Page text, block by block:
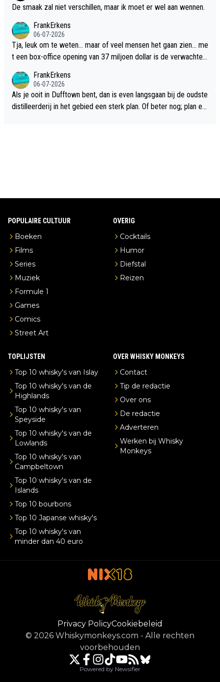
De smaak zal niet verschillen, maar ik moet er wel aan wennen.
FrankErkens
06-07-2026
Tja, leuk om te weten... maar of veel mensen het gaan zien... me
t een box-office opening van 37 miljoen dollar is de verwachte
FrankErkens
06-07-2026
Als je ooit in Dufftown bent, dan is even langsgaan bij de oudste
distilleerderij in het gebied een sterk plan. Of beter nog; plan ee
POPULAIRE CULTUUR
Boeken
Films
Series
Muziek
Formule 1
Games
Comics
Street Art
OVERIG
Cocktails
Humor
Diefstal
Reizen
TOPLIJSTEN
Top 10 whisky's van Islay
Top 10 whisky's van de
Highlands
Top 10 whisky's van
Speyside
Top 10 whisky's van de
Lowlands
Top 10 whisky's van
Campbeltown
Top 10 whisky's van de
Islands
Top 10 bourbons
Top 10 Japanse whisky's
Top 10 whisky's van
minder dan 40 euro
OVER WHISKY MONKEYS
Contact
Tip de redactie
Over ons
De redactie
Adverteren
Werken bij Whisky
Monkeys
Privacy PolicyCookiebeleid
© 2026 Whiskymonkeys.com - Alle rechten
voorbehouden
Powered by Newsifier